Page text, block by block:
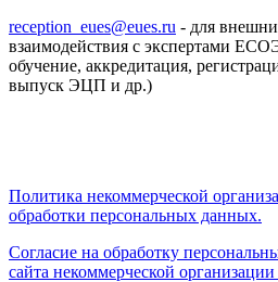
reception_eues@eues.ru - для
взаимодействия с экспертами
обучение, аккредитация,
выпуск ЭЦП и др.)
Политика некоммерческой
обработки персональных данных.
Согласие на обработку
сайта некоммерческой